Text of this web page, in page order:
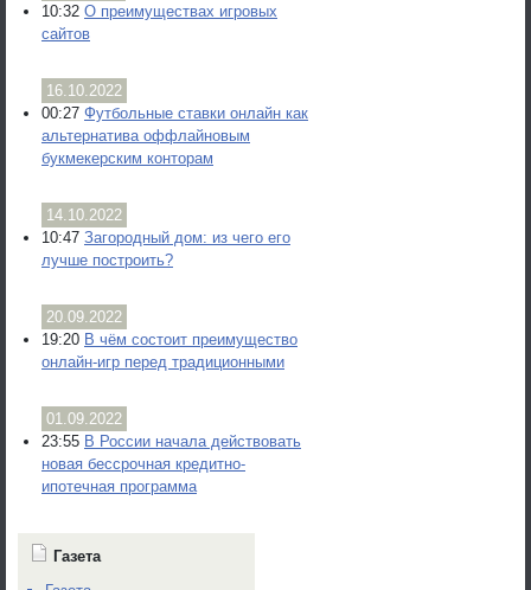
10:32 О преимуществах игровых
сайтов
16.10.2022
00:27 Футбольные ставки онлайн как
альтернатива оффлайновым
букмекерским конторам
14.10.2022
10:47 Загородный дом: из чего его
лучше построить?
20.09.2022
19:20 В чём состоит преимущество
онлайн-игр перед традиционными
01.09.2022
23:55 В России начала действовать
новая бессрочная кредитно-
ипотечная программа
Газета